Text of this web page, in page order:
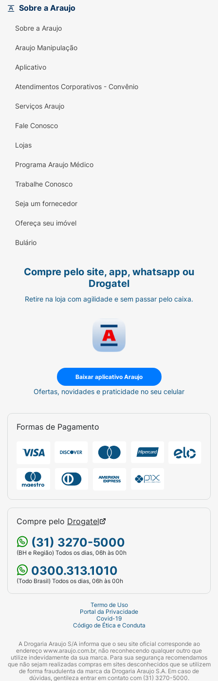
alimentares.
Com 70g de pura satisfação em cada barra,
na academia, no trabalho ou em passeios. Dê
um impulso à sua alimentação e satisfaz sua
Avelã Whey!
Sobre a Araujo
Sobre a Araujo
Araujo Manipulação
Aplicativo
Atendimentos Corporativos - Convênio
Serviços Araujo
Fale Conosco
Lojas
Programa Araujo Médico
Trabalhe Conosco
Seja um fornecedor
Ofereça seu imóvel
Bulário
Compre pelo site, app, whatsapp ou
Drogatel
Retire na loja com agilidade e sem passar pelo caixa.
Baixar aplicativo Araujo
Ofertas, novidades e praticidade no seu celular
Formas de Pagamento
Compre pelo Drogatel
(31) 3270-5000
(BH e Região) Todos os dias, 06h às 00h
0300.313.1010
(Todo Brasil) Todos os dias, 06h às 00h
Termo de Uso
Portal da Privacidade
Covid-19
Código de Ética e Conduta
A Drogaria Araujo S/A informa que o seu site oficial corresponde ao
endereço www.araujo.com.br, não reconhecendo qualquer outro que
utilize indevidamente da sua marca. Para sua segurança recomendamos
que não sejam realizadas compras em sites desconhecidos que se utilizem
de forma fraudulenta da marca da Drogaria Araujo S.A. Em caso de
dúvidas, gentileza entrar em contato com (31) 3270-5000.